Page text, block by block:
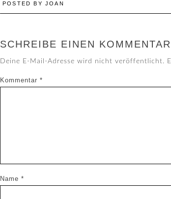
POSTED BY JOAN
SCHREIBE EINEN KOMMENTAR
Deine E-Mail-Adresse wird nicht veröffentlicht.
Kommentar *
Name *